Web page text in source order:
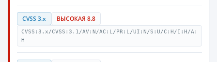
CVSS 3.x ВЫСОКАЯ 8.8
CVSS:3.x/CVSS:3.1/AV:N/AC:L/PR:L/UI:N/S:U/C:H/I:H/A:
H